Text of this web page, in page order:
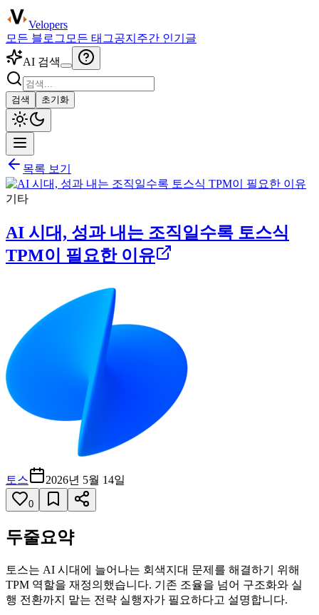
Velopers
모든 블로그 모든 태그공지 주간 인기글
AI 검색
검색 초기화
목록 보기
기타
AI 시대, 성과 내는 조직일수록 토스식
TPM이 필요한 이유
토스 2026년 5월 14일
0
두줄요약
토스는 AI 시대에 늘어나는 회색지대 문제를 해결하기 위해
TPM 역할을 재정의했습니다. 기존 조율을 넘어 구조화와 실
행 전환까지 맡는 전략 실행자가 필요하다고 설명합니다.